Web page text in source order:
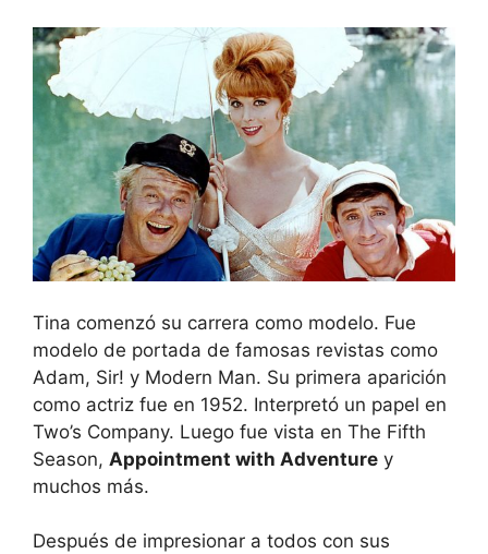
Tina comenzó su carrera como modelo. Fue
modelo de portada de famosas revistas como
Adam, Sir! y Modern Man. Su primera aparición
como actriz fue en 1952. Interpretó un papel en
Two’s Company. Luego fue vista en The Fifth
Season, Appointment with Adventure y
muchos más.
Después de impresionar a todos con sus